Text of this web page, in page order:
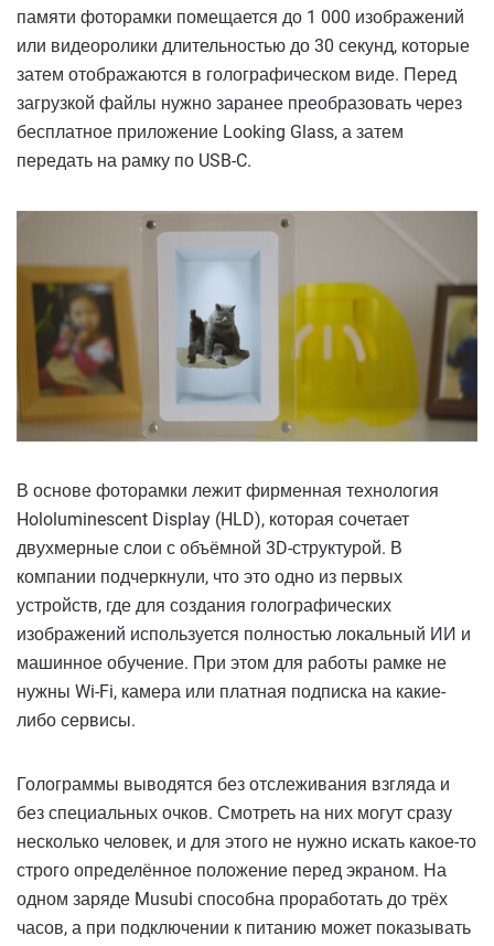
памяти фоторамки помещается до 1 000 изображений
или видеоролики длительностью до 30 секунд, которые
затем отображаются в голографическом виде. Перед
загрузкой файлы нужно заранее преобразовать через
бесплатное приложение Looking Glass, а затем
передать на рамку по USB-C.
В основе фоторамки лежит фирменная технология
Hololuminescent Display (HLD), которая сочетает
двухмерные слои с объёмной 3D-структурой. В
компании подчеркнули, что это одно из первых
устройств, где для создания голографических
изображений используется полностью локальный ИИ и
машинное обучение. При этом для работы рамке не
нужны Wi-Fi, камера или платная подписка на какие-
либо сервисы.
Голограммы выводятся без отслеживания взгляда и
без специальных очков. Смотреть на них могут сразу
несколько человек, и для этого не нужно искать какое-то
строго определённое положение перед экраном. На
одном заряде Musubi способна проработать до трёх
часов, а при подключении к питанию может показывать